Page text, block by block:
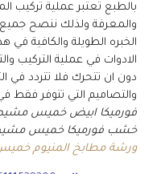
بالطبع تعتبر عملية تركيب
والمعرفة ولذلك ننصح جميع
الخبره الطويلة والكافية
الادوات في عملية التركيب
دون ان تتحرك فلا تتردد في
والتصاميم التي تتوفر فقط
فورميكا ابيض خميس مشيط
خشب فورميكا خميس مشيط
ورشة مطابخ المنيوم